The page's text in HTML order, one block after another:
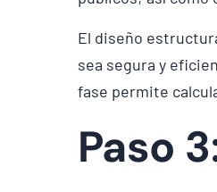
El diseño
sea segura y
fase permite
Paso